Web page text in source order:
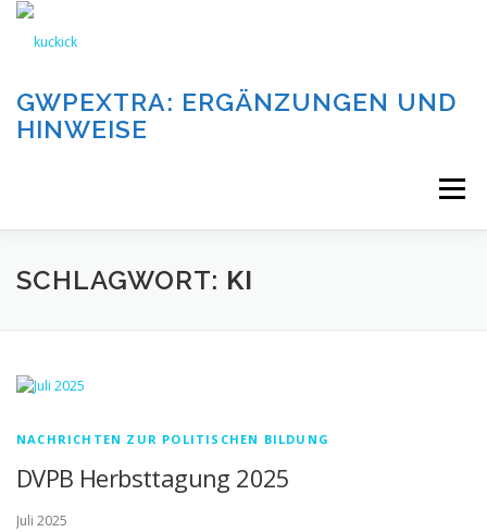
Zum
springen
GWPEXTRA: ERGÄNZUNGEN UND
HINWEISE
Menü
WILLKOMMEN
DIE BEITRÄGE DIESER SEITE IMPRESSUM
SCHLAGWORT: KI
NACHRICHTEN ZUR POLITISCHEN BILDUNG
DVPB Herbsttagung 2025
Juli 2025